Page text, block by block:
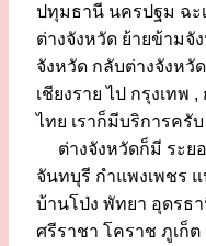
ปทุมธานี นครปฐม ฉะ
ต่างจังหวัด ย้ายข้ามจั
จังหวัด กลับต่างจังหวั
เชียงราย ไป กรุงเทพ
ไทย เราก็มีบริการครับ
ต่างจังหวัดก็มี ระย
จันทบุรี กำแพงเพชร
บ้านโป่ง พัทยา อุดรธ
ศรีราชา โคราช ภูเก็